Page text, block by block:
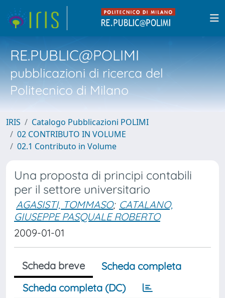
RE.PUBLIC@POLIMI
pubblicazioni di ricerca del
Politecnico di Milano
IRIS
Catalogo Pubblicazioni POLIMI
02 CONTRIBUTO IN VOLUME
02.1 Contributo in Volume
Una proposta di principi contabili
per il settore universitario
AGASISTI, TOMMASO; CATALANO,
GIUSEPPE PASQUALE ROBERTO
2009-01-01
Scheda breve
Scheda completa
Scheda completa (DC)